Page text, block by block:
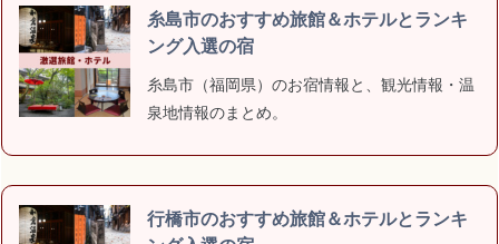
糸島市のおすすめ旅館＆ホテルとランキ
ング入選の宿
糸島市（福岡県）のお宿情報と、観光情報・温
泉地情報のまとめ。
行橋市のおすすめ旅館＆ホテルとランキ